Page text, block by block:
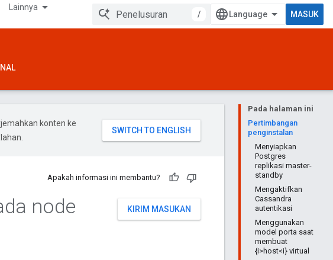
Lainnya
/ MASUK
Pada halaman ini
Pertimbangan
penginstalan
Menyiapkan
Postgres
replikasi master-
standby
Mengaktifkan
Cassandra
autentikasi
Menggunakan
model porta saat
membuat
{i>host<i} virtual
konten ke
Apakah informasi ini membantu?
KIRIM MASUKAN
node